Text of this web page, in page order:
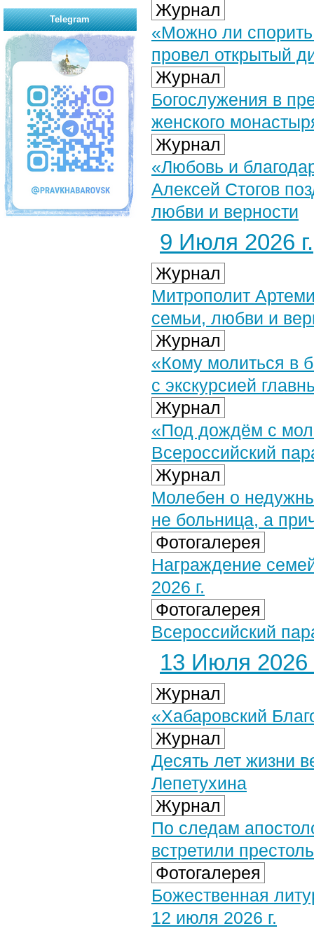
Журнал
«Можно ли
провел открытый
Журнал
Богослужения в
женского
Журнал
«Любовь и
Алексей Стогов
любви и верности
9 Июля 2026 г.
Журнал
Митрополит
семьи, любви и
Журнал
«Кому молиться в
с экскурсией
Журнал
«Под дождём с
Всероссийский
Журнал
Молебен о
не больница, а
Фотогалерея
Награждение
2026 г.
Фотогалерея
Всероссийский
13 Июля 2026
Журнал
«Хабаровский
Журнал
Десять лет жизни
Лепетухина
Журнал
По следам
встретили
Фотогалерея
Божественная
12 июля 2026 г.
Telegram